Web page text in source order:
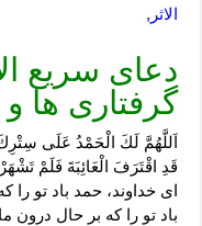
الاثر,
دعای سریع
گرفتاری ها
اَللَّهُمَّ لَكَ الْحَمْدُ عَلَى
قَدِ اقْتَرَفَ الْعَائِبَةَ فَلَمْ
اى خداوند، حمد باد تو
باد تو را كه بر حال